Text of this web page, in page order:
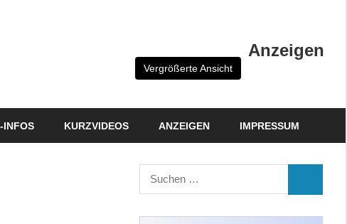
Anzeigen
Vergrößerte Ansicht
INFOS KURZVIDEOS ANZEIGEN IMPRESSUM
Suchen
nach: